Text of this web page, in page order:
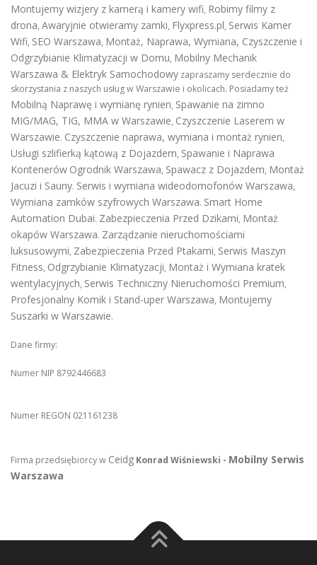
Montujemy wizjery z kamerą i kamery wifi, Robimy filmy z
drona, Awaryjnie otwieramy zamki, Flyxpress.pl, Serwis Kamer
Wifi, SEO Warszawa, Montaż, Naprawa, Wymiana, Czyszczenie i
Odgrzybianie Klimatyzacji w Domu, Mobilny Mechanik
Warszawa & Elektryk Samochodowy zapraszamy serdecznie do
skorzystania z naszych usług w Warszawie i okolicach. Posiadamy też
Mobilną Naprawę i wymianę rynien, Spawanie na zimno
MIG/MAG, TIG, MMA w Warszawie, Czyszczenie Laserem w
Warszawie. Czyszczenie naprawa, wymiana i montaż rynien,
Usługi szlifierką kątową z Dojazdem, Spawanie i Naprawa
Kontenerów Ogrodnik Warszawa, Spawacz z Dojazdem, Montaż
Jacuzi i Sauny. Serwis i wymiana wideodomofonów Warszawa,
Wymiana zamków szyfrowych Warszawa. Smart Home
Automation Dubai. Zabezpieczenia Przed Dzikami, Montaż
okapów Warszawa. Zarządzanie nieruchomościami
luksusowymi, Zabezpieczenia Przed Ptakami, Serwis Maszyn
Fitness, Odgrzybianie Klimatyzacji, Montaż i Wymiana kratek
wentylacyjnych, Serwis Techniczny Nieruchomości Premium,
Profesjonalny Komik i Stand-uper Warszawa, Montujemy
Suszarki w Warszawie.
Dane firmy:
Numer NIP 8792446683
Numer REGON 021161238
Firma przedsiębiorcy w Ceidg Konrad Wiśniewski - Mobilny Serwis
Warszawa